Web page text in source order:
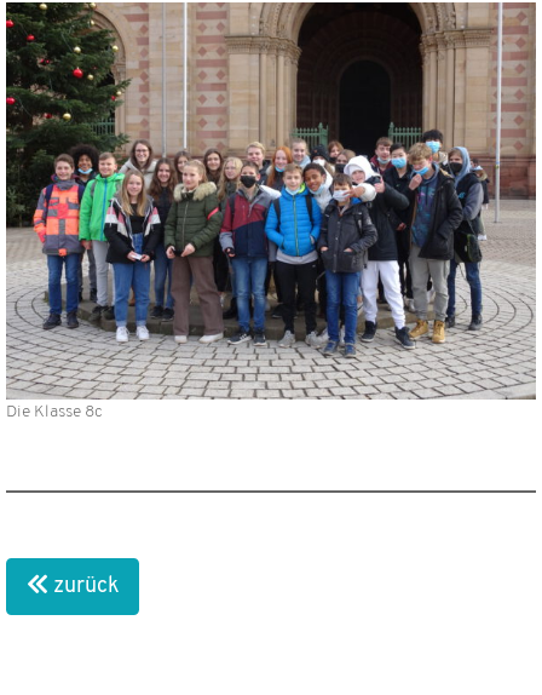
Die Klasse 8c
zurück